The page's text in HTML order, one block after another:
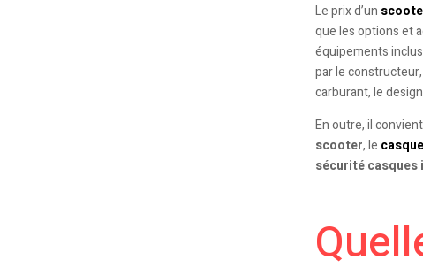
Le prix d’un
que les options et
équipements
par le
carburant, le
En outre, il
scooter, le casque
sécuritécasques